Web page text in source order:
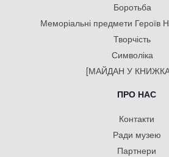
Боротьба
Меморіальні предмети Героїв
Творчість
Символіка
[МАЙДАН У
ПРО НАС
Контакти
Ради музею
Партнери